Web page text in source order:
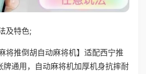
及特色;
将推倒胡自动麻将机】适配西宁推
牌通用，自动麻将机加厚机身抗摔耐